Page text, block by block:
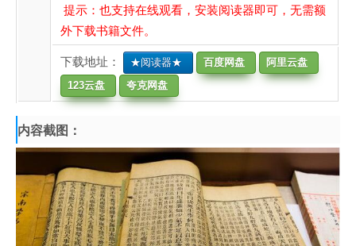
提示：也支持在线观看，安装阅读器即可，无需额
外下载书籍文件。
下载地址：
★阅读器★ 百度网盘
阿里云盘
123云盘
夸克网盘
内容截图：